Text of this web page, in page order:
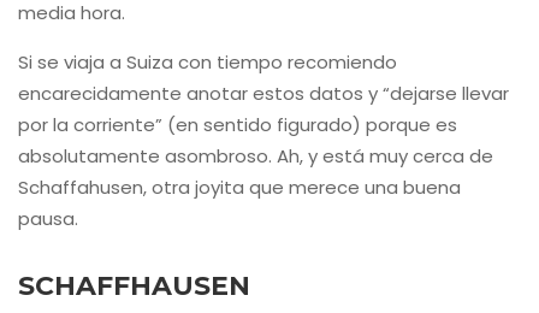
media hora.
Si se viaja a Suiza con tiempo recomiendo
encarecidamente anotar estos datos y “dejarse llevar
por la corriente” (en sentido figurado) porque es
absolutamente asombroso. Ah, y está muy cerca de
Schaffahusen, otra joyita que merece una buena
pausa.
SCHAFFHAUSEN